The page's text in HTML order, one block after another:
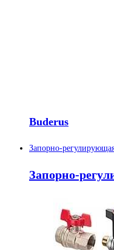
Buderus
Запорно-
Запорно-